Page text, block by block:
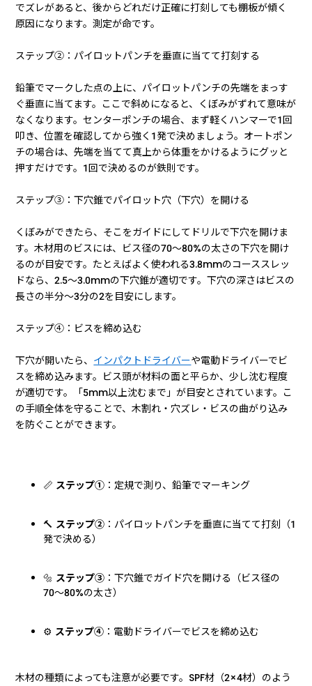
でズレがあると、後からどれだけ正確に打刻しても棚板が傾く
原因になります。測定が命です。
ステップ②：パイロットパンチを垂直に当てて打刻する
鉛筆でマークした点の上に、パイロットパンチの先端をまっす
ぐ垂直に当てます。ここで斜めになると、くぼみがずれて意味が
なくなります。センターポンチの場合、まず軽くハンマーで1回
叩き、位置を確認してから強く1発で決めましょう。オートポン
チの場合は、先端を当てて真上から体重をかけるようにグッと
押すだけです。1回で決めるのが鉄則です。
ステップ③：下穴錐でパイロット穴（下穴）を開ける
くぼみができたら、そこをガイドにしてドリルで下穴を開けま
す。木材用のビスには、ビス径の70〜80%の太さの下穴を開け
るのが目安です。たとえばよく使われる3.8mmのコーススレッ
ドなら、2.5〜3.0mmの下穴錐が適切です。下穴の深さはビスの
長さの半分〜3分の2を目安にします。
ステップ④：ビスを締め込む
下穴が開いたら、 インパクトドライバーや電動ドライバーでビ
スを締め込みます。ビス頭が材料の面と平らか、少し沈む程度
が適切です。「5mm以上沈むまで」が目安とされています。こ
の手順全体を守ることで、木割れ・穴ズレ・ビスの曲がり込み
を防ぐことができます。
📏 ステップ① ：定規で測り、鉛筆でマーキング
🔨 ステップ② ：パイロットパンチを垂直に当てて打刻（1
発で決める）
🔩 ステップ③ ：下穴錐でガイド穴を開ける（ビス径の
70〜80%の太さ）
⚙️ ステップ④ ：電動ドライバーでビスを締め込む
木材の種類によっても注意が必要です。SPF材（2×4材）のよう